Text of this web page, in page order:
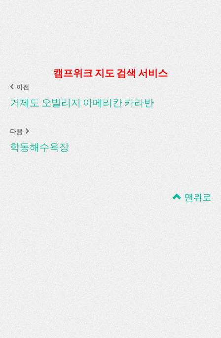
캠프위크 지도 검색 서비스
이전
거제도 오빌리지 아메리칸 카라반
다음
학동해수욕장
맨위로